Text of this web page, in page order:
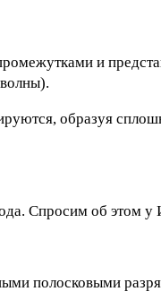
и
образуя
Спросим об этом у
полосковыми